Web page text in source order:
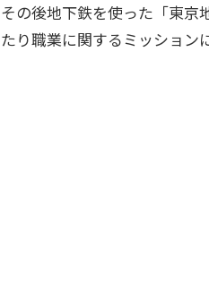
その後地下鉄を使った「東京
たり職業に関するミッション